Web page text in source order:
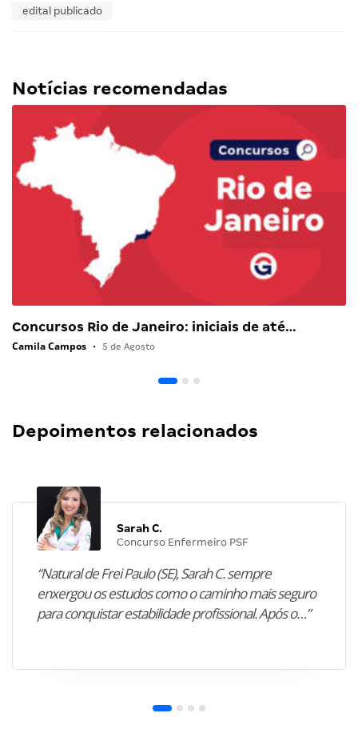
edital publicado
Notícias recomendadas
Concursos Rio de Janeiro: iniciais de até…
Camila Campos • 5 de Agosto
Depoimentos relacionados
Sarah C.
Concurso Enfermeiro PSF
“Natural de Frei Paulo (SE), Sarah C. sempre
enxergou os estudos como o caminho mais seguro
para conquistar estabilidade profissional. Após o…”